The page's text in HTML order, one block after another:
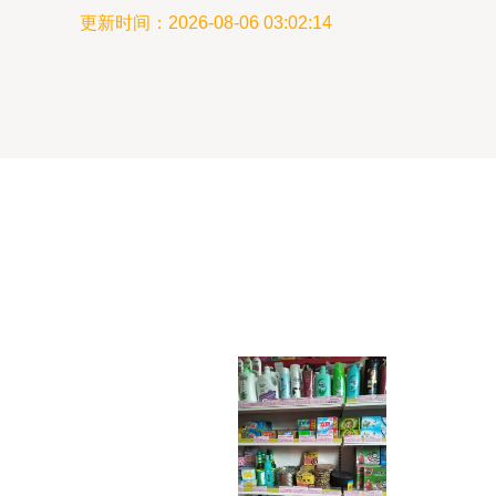
更新时间：2026-08-06 03:02:14